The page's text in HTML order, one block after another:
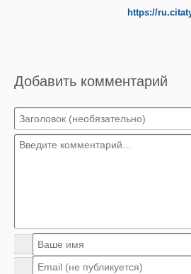
https://
Добавить комментарий